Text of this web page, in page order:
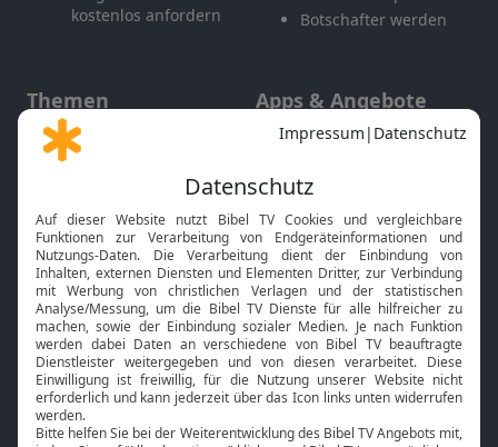
kostenlos anfordern
Botschafter werden
Themen
Gott und Bibel erklärt
Neuigkeiten
Apps & Angebote
Mobile App
Smart TV
HbbTV
Bibelthek Online-Bibel
Nächster Gottesdienst
Bibel TV Service